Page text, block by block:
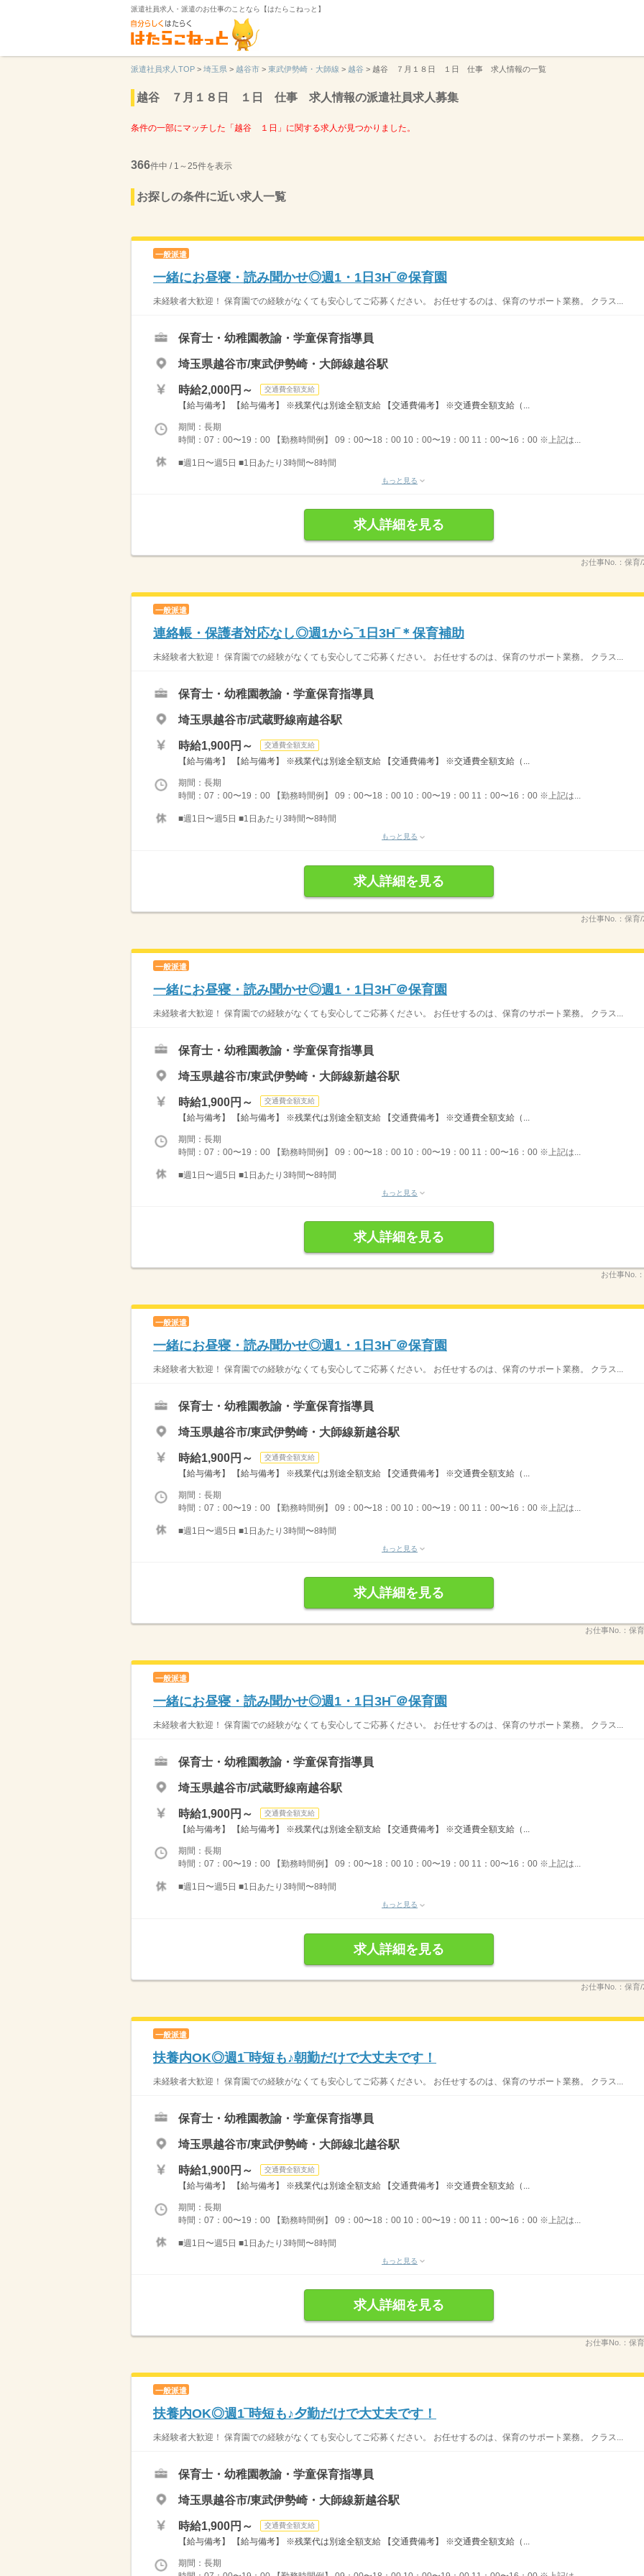
派遣社員求人・派遣のお仕事のことなら【はたらこねっと】
派遣社員求人TOP > 埼玉県 > 越谷市 > 東武伊勢崎・大師線 > 越谷 > 越谷 ７月１８日 １日 仕事 求人情報の一覧
越谷 ７月１８日 １日 仕事 求人情報の派遣社員求人募集
条件の一部にマッチした「越谷 １日」に関する求人が見つかりました。
366件中 / 1～25件を表示
お探しの条件に近い求人一覧
一般派遣
一緒にお昼寝・読み聞かせ◎週1・1日3H‾＠保育園
未経験者大歓迎！ 保育園での経験がなくても安心してご応募ください。 お任せするのは、保育のサポート業務。 クラス...
保育士・幼稚園教諭・学童保育指導員
埼玉県越谷市/東武伊勢崎・大師線越谷駅
時給2,000円～ 交通費全額支給
【給与備考】 【給与備考】 ※残業代は別途全額支給 【交通費備考】 ※交通費全額支給（...
期間：長期
時間：07：00〜19：00 【勤務時間例】 09：00〜18：00 10：00〜19：00 11：00〜16：00 ※上記は...
■週1日〜週5日 ■1日あたり3時間〜8時間
もっと見る
求人詳細を見る
お仕事No.： 保育/
一般派遣
連絡帳・保護者対応なし◎週1から‾1日3H‾＊保育補助
未経験者大歓迎！ 保育園での経験がなくても安心してご応募ください。 お任せするのは、保育のサポート業務。 クラス...
保育士・幼稚園教諭・学童保育指導員
埼玉県越谷市/武蔵野線南越谷駅
時給1,900円～ 交通費全額支給
【給与備考】 【給与備考】 ※残業代は別途全額支給 【交通費備考】 ※交通費全額支給（...
期間：長期
時間：07：00〜19：00 【勤務時間例】 09：00〜18：00 10：00〜19：00 11：00〜16：00 ※上記は...
■週1日〜週5日 ■1日あたり3時間〜8時間
もっと見る
求人詳細を見る
お仕事No.： 保育/
一般派遣
一緒にお昼寝・読み聞かせ◎週1・1日3H‾＠保育園
未経験者大歓迎！ 保育園での経験がなくても安心してご応募ください。 お任せするのは、保育のサポート業務。 クラス...
保育士・幼稚園教諭・学童保育指導員
埼玉県越谷市/東武伊勢崎・大師線新越谷駅
時給1,900円～ 交通費全額支給
【給与備考】 【給与備考】 ※残業代は別途全額支給 【交通費備考】 ※交通費全額支給（...
期間：長期
時間：07：00〜19：00 【勤務時間例】 09：00〜18：00 10：00〜19：00 11：00〜16：00 ※上記は...
■週1日〜週5日 ■1日あたり3時間〜8時間
もっと見る
求人詳細を見る
お仕事No.：
一般派遣
一緒にお昼寝・読み聞かせ◎週1・1日3H‾＠保育園
未経験者大歓迎！ 保育園での経験がなくても安心してご応募ください。 お任せするのは、保育のサポート業務。 クラス...
保育士・幼稚園教諭・学童保育指導員
埼玉県越谷市/東武伊勢崎・大師線新越谷駅
時給1,900円～ 交通費全額支給
【給与備考】 【給与備考】 ※残業代は別途全額支給 【交通費備考】 ※交通費全額支給（...
期間：長期
時間：07：00〜19：00 【勤務時間例】 09：00〜18：00 10：00〜19：00 11：00〜16：00 ※上記は...
■週1日〜週5日 ■1日あたり3時間〜8時間
もっと見る
求人詳細を見る
お仕事No.： 保
一般派遣
一緒にお昼寝・読み聞かせ◎週1・1日3H‾＠保育園
未経験者大歓迎！ 保育園での経験がなくても安心してご応募ください。 お任せするのは、保育のサポート業務。 クラス...
保育士・幼稚園教諭・学童保育指導員
埼玉県越谷市/武蔵野線南越谷駅
時給1,900円～ 交通費全額支給
【給与備考】 【給与備考】 ※残業代は別途全額支給 【交通費備考】 ※交通費全額支給（...
期間：長期
時間：07：00〜19：00 【勤務時間例】 09：00〜18：00 10：00〜19：00 11：00〜16：00 ※上記は...
■週1日〜週5日 ■1日あたり3時間〜8時間
もっと見る
求人詳細を見る
お仕事No.： 保育/
一般派遣
扶養内OK◎週1‾時短も♪朝勤だけで大丈夫です！
未経験者大歓迎！ 保育園での経験がなくても安心してご応募ください。 お任せするのは、保育のサポート業務。 クラス...
保育士・幼稚園教諭・学童保育指導員
埼玉県越谷市/東武伊勢崎・大師線北越谷駅
時給1,900円～ 交通費全額支給
【給与備考】 【給与備考】 ※残業代は別途全額支給 【交通費備考】 ※交通費全額支給（...
期間：長期
時間：07：00〜19：00 【勤務時間例】 09：00〜18：00 10：00〜19：00 11：00〜16：00 ※上記は...
■週1日〜週5日 ■1日あたり3時間〜8時間
もっと見る
求人詳細を見る
お仕事No.： 保
一般派遣
扶養内OK◎週1‾時短も♪夕勤だけで大丈夫です！
未経験者大歓迎！ 保育園での経験がなくても安心してご応募ください。 お任せするのは、保育のサポート業務。 クラス...
保育士・幼稚園教諭・学童保育指導員
埼玉県越谷市/東武伊勢崎・大師線新越谷駅
時給1,900円～ 交通費全額支給
【給与備考】 【給与備考】 ※残業代は別途全額支給 【交通費備考】 ※交通費全額支給（...
期間：長期